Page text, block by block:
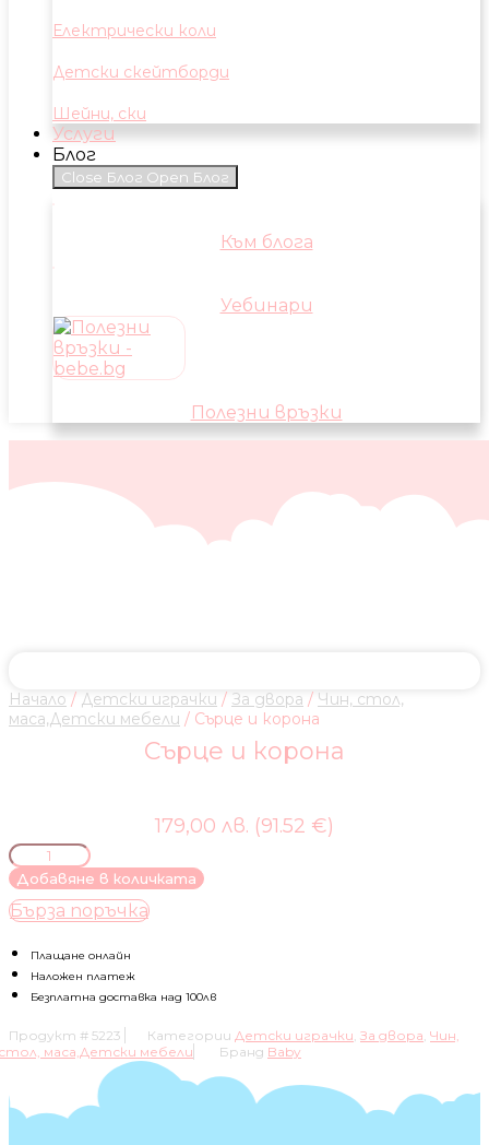
Електрически коли
Детски скейтборди
Шейни, ски
Услуги
Блог
Close Блог Open Блог
Към блога
Уебинари
Полезни връзки
Начало / Детски играчки / За двора / Чин, стол,
маса,Детски мебели / Сърце и корона
Сърце и корона
179,00 лв. (91.52 €)
количество
за
Сърце
и
Добавяне в количката
Бърза поръчка
Плащане онлайн
Наложен платеж
Безплатна доставка над 100лв
Продукт # 5223 Категории Детски играчки, За двора, Чин,
маса,Детски мебели
Бранд Baby